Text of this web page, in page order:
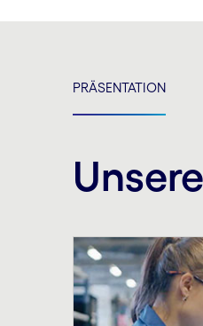
PRÄSENTATION